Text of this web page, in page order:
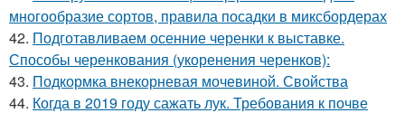
многообразие сортов, правила посадки в миксбордерах
42. Подготавливаем осенние черенки к выставке.
Способы черенкования (укоренения черенков):
43. Подкормка внекорневая мочевиной. Свойства
44. Когда в 2019 году сажать лук. Требования к почве